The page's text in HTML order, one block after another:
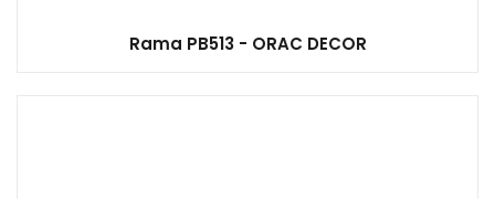
Rama PB513 - ORAC DECOR